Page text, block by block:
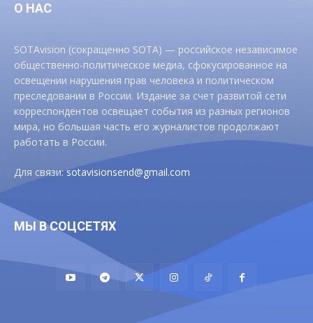
О НАС
SOTAvision (сокращенно SOTA) — российское независимое
общественно-политическое медиа, сфокусированное на
освещении нарушения прав человека и политическом
преследовании в России. Издание за счет развитой сети
корреспондентов освещает события из разных регионов
мира, но большая часть его журналистов продолжают
работать в России.
Для связи:sotavisionsend@gmail.com
МЫ В СОЦСЕТЯХ